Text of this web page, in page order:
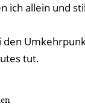
allein und
den
tut.